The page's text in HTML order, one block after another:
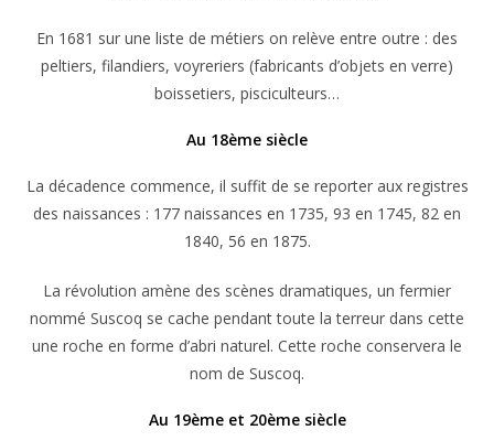
En 1681 sur une liste de métiers on relève entre outre : des
peltiers, filandiers, voyreriers (fabricants d’objets en verre)
boissetiers, pisciculteurs…
Au 18ème siècle
La décadence commence, il suffit de se reporter aux registres
des naissances : 177 naissances en 1735, 93 en 1745, 82 en
1840, 56 en 1875.
La révolution amène des scènes dramatiques, un fermier
nommé Suscoq se cache pendant toute la terreur dans cette
une roche en forme d’abri naturel. Cette roche conservera le
nom de Suscoq.
Au 19ème et 20ème siècle